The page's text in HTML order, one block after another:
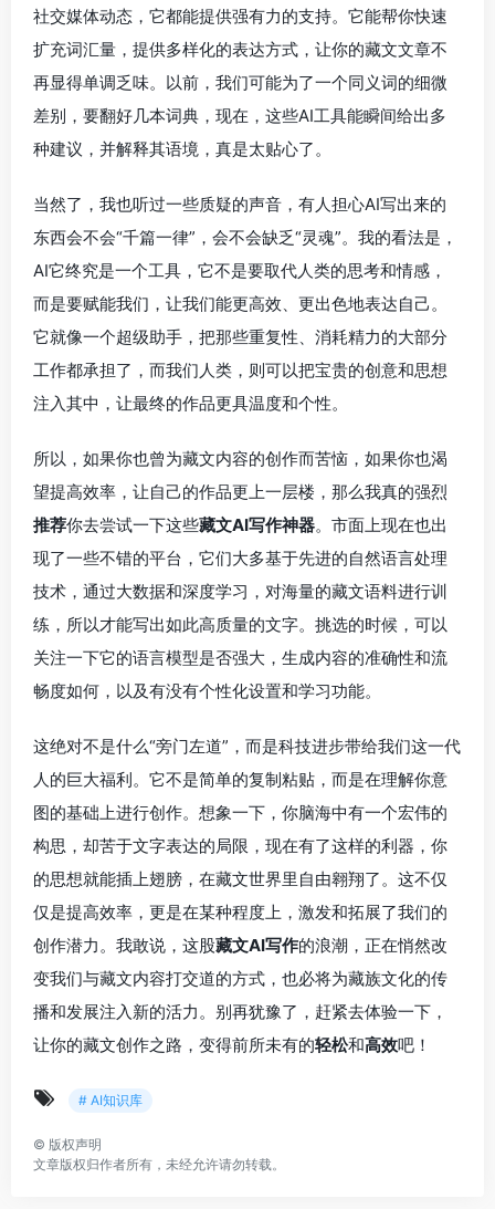
社交媒体动态，它都能提供强有力的支持。它能帮你快速
扩充词汇量，提供多样化的表达方式，让你的藏文文章不
再显得单调乏味。以前，我们可能为了一个同义词的细微
差别，要翻好几本词典，现在，这些AI工具能瞬间给出多
种建议，并解释其语境，真是太贴心了。
当然了，我也听过一些质疑的声音，有人担心AI写出来的
东西会不会“千篇一律”，会不会缺乏“灵魂”。我的看法是，
AI它终究是一个工具，它不是要取代人类的思考和情感，
而是要赋能我们，让我们能更高效、更出色地表达自己。
它就像一个超级助手，把那些重复性、消耗精力的大部分
工作都承担了，而我们人类，则可以把宝贵的创意和思想
注入其中，让最终的作品更具温度和个性。
所以，如果你也曾为藏文内容的创作而苦恼，如果你也渴
望提高效率，让自己的作品更上一层楼，那么我真的强烈
推荐你去尝试一下这些藏文AI写作神器。市面上现在也出
现了一些不错的平台，它们大多基于先进的自然语言处理
技术，通过大数据和深度学习，对海量的藏文语料进行训
练，所以才能写出如此高质量的文字。挑选的时候，可以
关注一下它的语言模型是否强大，生成内容的准确性和流
畅度如何，以及有没有个性化设置和学习功能。
这绝对不是什么“旁门左道”，而是科技进步带给我们这一代
人的巨大福利。它不是简单的复制粘贴，而是在理解你意
图的基础上进行创作。想象一下，你脑海中有一个宏伟的
构思，却苦于文字表达的局限，现在有了这样的利器，你
的思想就能插上翅膀，在藏文世界里自由翱翔了。这不仅
仅是提高效率，更是在某种程度上，激发和拓展了我们的
创作潜力。我敢说，这股藏文AI写作的浪潮，正在悄然改
变我们与藏文内容打交道的方式，也必将为藏族文化的传
播和发展注入新的活力。别再犹豫了，赶紧去体验一下，
让你的藏文创作之路，变得前所未有的轻松和高效吧！
# AI知识库
© 版权声明
文章版权归作者所有，未经允许请勿转载。